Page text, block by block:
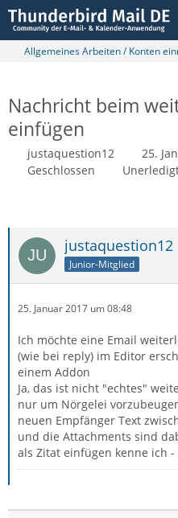
Allgemeines Arbeiten / Konten
Nachricht beim
einfügen
justaquestion12
25.
Geschlossen
justaquestion12
Junior-Mitglied
25. Januar 2017 um 08:48
Ich möchte eine Email
(wie bei reply) im Editor
einem Addon
Ja, das ist nicht "echtes"
nur um Nörgelei
neuen Empfänger Text
und die Attachments sind
als Zitat einfügen kenne ich